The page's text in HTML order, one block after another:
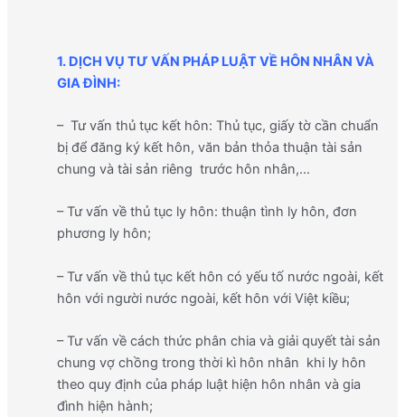
1. DỊCH VỤ TƯ VẤN PHÁP LUẬT VỀ HÔN NHÂN VÀ
GIA ĐÌNH:
– Tư vấn thủ tục kết hôn: Thủ tục, giấy tờ cần chuẩn
bị để đăng ký kết hôn, văn bản thỏa thuận tài sản
chung và tài sản riêng trước hôn nhân,…
– Tư vấn về thủ tục ly hôn: thuận tình ly hôn, đơn
phương ly hôn;
– Tư vấn về thủ tục kết hôn có yếu tố nước ngoài, kết
hôn với người nước ngoài, kết hôn với Việt kiều;
– Tư vấn về cách thức phân chia và giải quyết tài sản
chung vợ chồng trong thời kì hôn nhân khi ly hôn
theo quy định của pháp luật hiện hôn nhân và gia
đình hiện hành;